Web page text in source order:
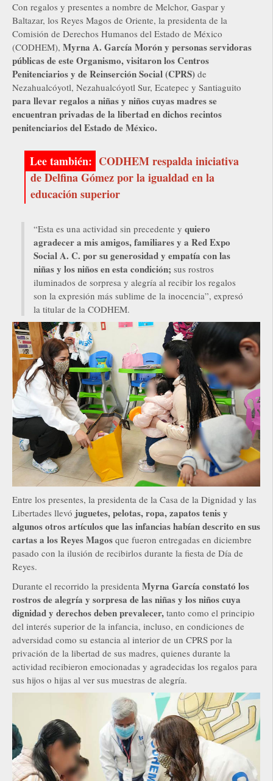
Con regalos y presentes a nombre de Melchor, Gaspar y
Baltazar, los Reyes Magos de Oriente, la presidenta de la
Comisión de Derechos Humanos del Estado de México
(CODHEM), Myrna A. García Morón y personas servidoras
públicas de este Organismo, visitaron los Centros
Penitenciarios y de Reinserción Social (CPRS) de
Nezahualcóyotl, Nezahualcóyotl Sur, Ecatepec y Santiaguito
para llevar regalos a niñas y niños cuyas madres se
encuentran privadas de la libertad en dichos recintos
penitenciarios del Estado de México.
CODHEM respalda iniciativa
de Delfina Gómez por la igualdad en la
educación superior
“Esta es una actividad sin precedente y quiero
agradecer a mis amigos, familiares y a Red Expo
Social A. C. por su generosidad y empatía con las
niñas y los niños en esta condición; sus rostros
iluminados de sorpresa y alegría al recibir los regalos
son la expresión más sublime de la inocencia”, expresó
la titular de la CODHEM.
Entre los presentes, la presidenta de la Casa de la Dignidad y las
Libertades llevó juguetes, pelotas, ropa, zapatos tenis y
algunos otros artículos que las infancias habían descrito en sus
cartas a los Reyes Magos que fueron entregadas en diciembre
pasado con la ilusión de recibirlos durante la fiesta de Día de
Reyes.
Durante el recorrido la presidenta Myrna García constató los
rostros de alegría y sorpresa de las niñas y los niños cuya
dignidad y derechos deben prevalecer, tanto como el principio
del interés superior de la infancia, incluso, en condiciones de
adversidad como su estancia al interior de un CPRS por la
privación de la libertad de sus madres, quienes durante la
actividad recibieron emocionadas y agradecidas los regalos para
sus hijos o hijas al ver sus muestras de alegría.